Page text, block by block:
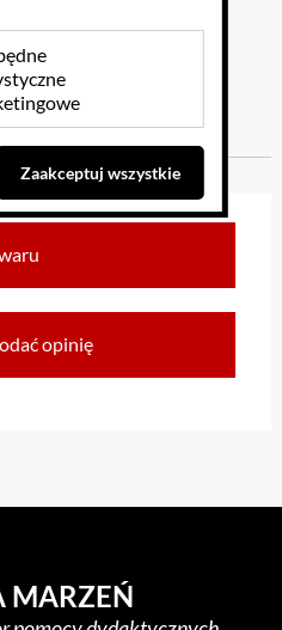
opinię
MARZEŃ
Zaakceptuj wszystkie